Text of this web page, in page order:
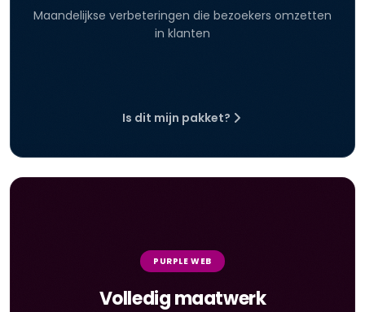
Maandelijkse verbeteringen die bezoekers omzetten
in klanten
Is dit mijn pakket?
PURPLE WEB
Volledig maatwerk